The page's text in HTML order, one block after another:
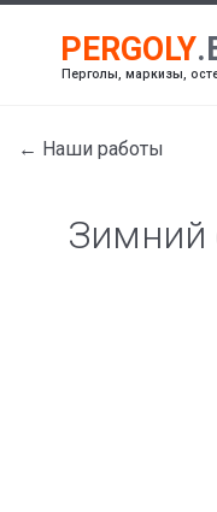
Перголы, маркизы,
← Наши работы
Зимний